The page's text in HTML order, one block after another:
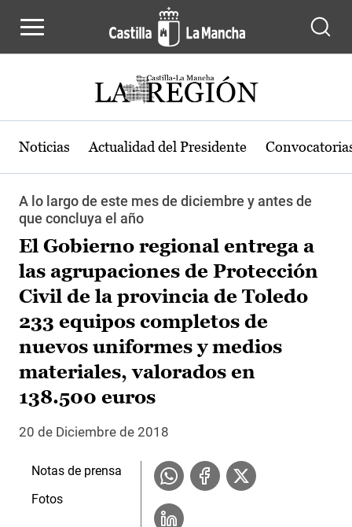
Noticias Actualidad del Presidente
A lo largo de este mes de diciembre y antes de
que concluya el año
El Gobierno regional entrega a
las agrupaciones de Protección
Civil de la provincia de Toledo
233 equipos completos de
nuevos uniformes y medios
materiales, valorados en
138.500 euros
20 de Diciembre de 2018
Notas de prensa
Fotos